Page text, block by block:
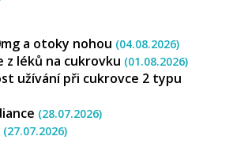
a otoky nohou (04.08.2026)
z léků na cukrovku (01.08.2026)
užívání při cukrovce 2 typu
(28.07.2026)
(27.07.2026)